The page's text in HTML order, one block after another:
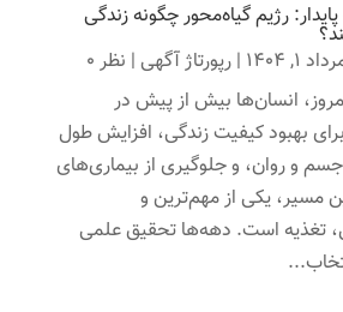
رژیم گیاه‌محور چگونه زندگی
1, 1404
| رپورتاژ آگهی| نظر 0
انسان‌ها بیش از پیش در
بهبود کیفیت زندگی، افزایش طول
و روان، و جلوگیری از بیماری‌های
مسیر، یکی از مهم‌ترین و
تغذیه است. دهه‌ها تحقیق علمی